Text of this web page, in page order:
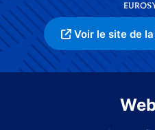
Voir le site de